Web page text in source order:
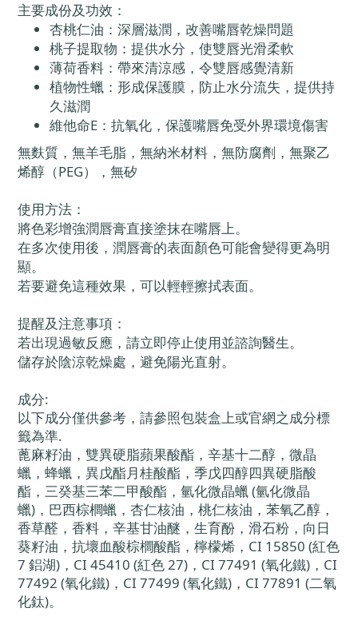
主要成份及功效：
杏桃仁油：深層滋潤，改善嘴唇乾燥問題
桃子提取物：提供水分，使雙唇光滑柔軟
薄荷香料：帶來清涼感，令雙唇感覺清新
植物性蠟：形成保護膜，防止水分流失，提供持
久滋潤
維他命E：抗氧化，保護嘴唇免受外界環境傷害
無麩質，無羊毛脂，無納米材料，無防腐劑，無聚乙
烯醇（PEG），無矽
使用方法：
將色彩增強潤唇膏直接塗抹在嘴唇上。
在多次使用後，潤唇膏的表面顏色可能會變得更為明
顯。
若要避免這種效果，可以輕輕擦拭表面。
提醒及注意事項：
若出現過敏反應，請立即停止使用並諮詢醫生。
儲存於陰涼乾燥處，避免陽光直射。
成分:
以下成分僅供參考，請參照包裝盒上或官網之成分標
籤為準.
蓖麻籽油，雙異硬脂蘋果酸酯，辛基十二醇，微晶
蠟，蜂蠟，異戊酯月桂酸酯，季戊四醇四異硬脂酸
酯，三癸基三苯二甲酸酯，氫化微晶蠟 (氫化微晶
蠟)，巴西棕櫚蠟，杏仁核油，桃仁核油，苯氧乙醇，
香草醛，香料，辛基甘油醚，生育酚，滑石粉，向日
葵籽油，抗壞血酸棕櫚酸酯，檸檬烯，CI 15850 (紅色
7 鋁湖)，CI 45410 (紅色 27)，CI 77491 (氧化鐵)，CI
77492 (氧化鐵)，CI 77499 (氧化鐵)，CI 77891 (二氧
化鈦)。